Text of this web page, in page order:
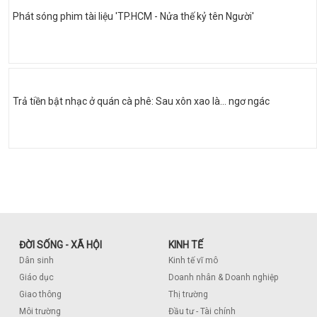
Phát sóng phim tài liệu 'TP.HCM - Nửa thế kỷ tên Người'
Trả tiền bật nhạc ở quán cà phê: Sau xôn xao là... ngơ ngác
ĐỜI SỐNG - XÃ HỘI
Dân sinh
Giáo dục
Giao thông
Môi trường
KINH TẾ
Kinh tế vĩ mô
Doanh nhân & Doanh nghiệp
Thị trường
Đầu tư - Tài chính